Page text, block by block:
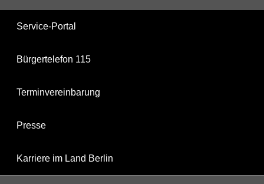
Service-Portal
Bürgertelefon 115
Terminvereinbarung
Presse
Karriere im Land Berlin